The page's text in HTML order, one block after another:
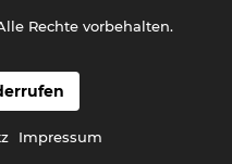
Impressum
Rechte vorbehalten.